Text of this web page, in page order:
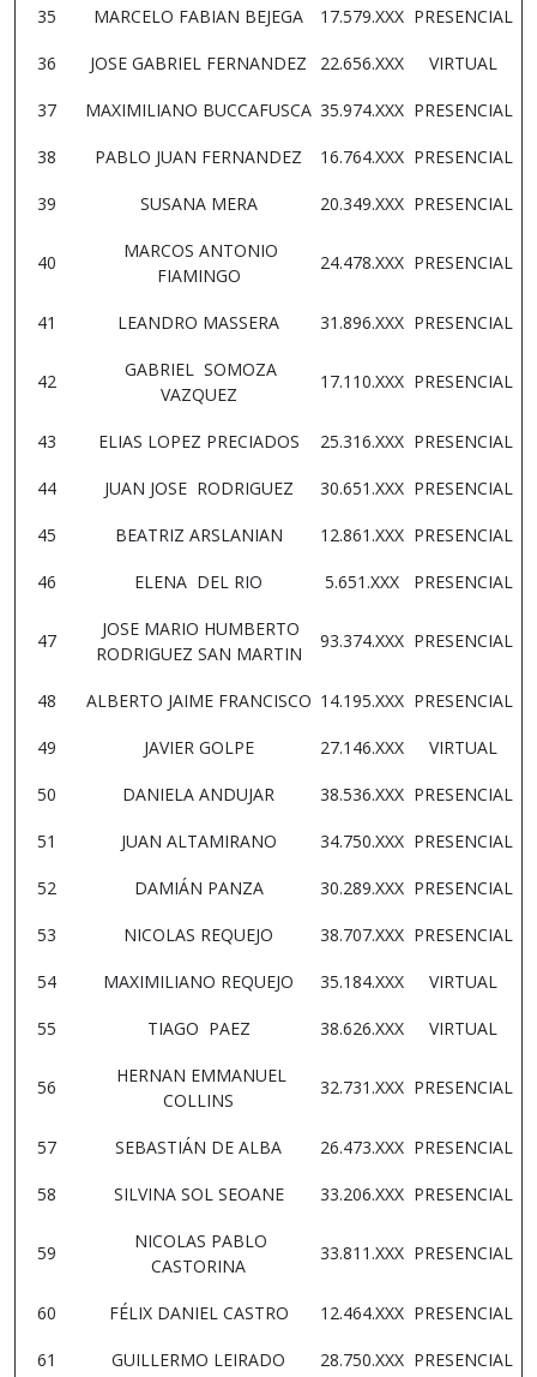
35 MARCELO FABIAN BEJEGA 17.579.XXX PRESENCIAL
36 JOSE GABRIEL FERNANDEZ 22.656.XXX VIRTUAL
37 MAXIMILIANO BUCCAFUSCA 35.974.XXX PRESENCIAL
38 PABLO JUAN FERNANDEZ 16.764.XXX PRESENCIAL
39 SUSANA MERA 20.349.XXX PRESENCIAL
40
MARCOS ANTONIO
FIAMINGO
24.478.XXX PRESENCIAL
41 LEANDRO MASSERA 31.896.XXX PRESENCIAL
42
GABRIEL SOMOZA
VAZQUEZ
17.110.XXX PRESENCIAL
43 ELIAS LOPEZ PRECIADOS 25.316.XXX PRESENCIAL
44 JUAN JOSE RODRIGUEZ 30.651.XXX PRESENCIAL
45 BEATRIZ ARSLANIAN 12.861.XXX PRESENCIAL
46 ELENA DEL RIO 5.651.XXX PRESENCIAL
47
JOSE MARIO HUMBERTO
RODRIGUEZ SAN MARTIN
93.374.XXX PRESENCIAL
48 ALBERTO JAIME FRANCISCO 14.195.XXX PRESENCIAL
49 JAVIER GOLPE 27.146.XXX VIRTUAL
50 DANIELA ANDUJAR 38.536.XXX PRESENCIAL
51 JUAN ALTAMIRANO 34.750.XXX PRESENCIAL
52 DAMIÁN PANZA 30.289.XXX PRESENCIAL
53 NICOLAS REQUEJO 38.707.XXX PRESENCIAL
54 MAXIMILIANO REQUEJO 35.184.XXX VIRTUAL
55 TIAGO PAEZ 38.626.XXX VIRTUAL
56
HERNAN EMMANUEL
COLLINS
32.731.XXX PRESENCIAL
57 SEBASTIÁN DE ALBA 26.473.XXX PRESENCIAL
58 SILVINA SOL SEOANE 33.206.XXX PRESENCIAL
59
NICOLAS PABLO
CASTORINA
33.811.XXX PRESENCIAL
60 FÉLIX DANIEL CASTRO 12.464.XXX PRESENCIAL
61 GUILLERMO LEIRADO 28.750.XXX PRESENCIAL